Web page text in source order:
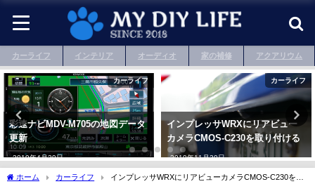
カーライフ インテリア オーディオ 家の補修 アクアリウム
カーライフ
彩速ナビMDV-M705の地図データ
更新
2019年4月29日
カーライフ
インプレッサWRXにリアビュー
カメラCMOS-C230を取り付ける
2019年11月30日
ホーム カーライフ
インプレッサWRXにリアビューカメラCMOS-C230を取